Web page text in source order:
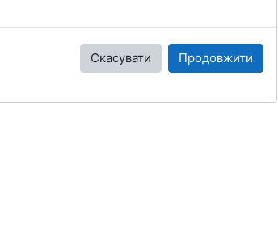
Скасувати Продовжити